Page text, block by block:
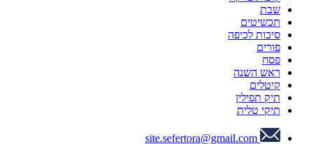
שבת
תכשיטים
סיכות לכיפה
פורים
פסח
ראש השנה
קיטלים
תיק תפילין
תיקי טלית
site.sefertora@gmail.com